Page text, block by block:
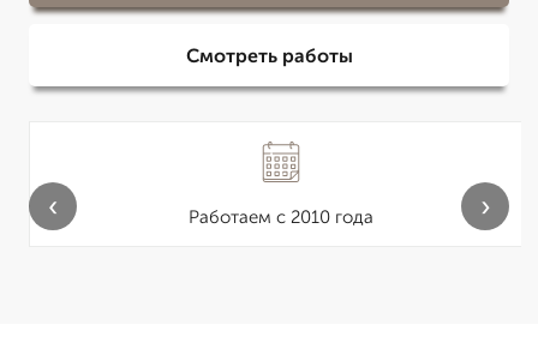
Смотреть работы
Работаем с 2010 года
‹ ›